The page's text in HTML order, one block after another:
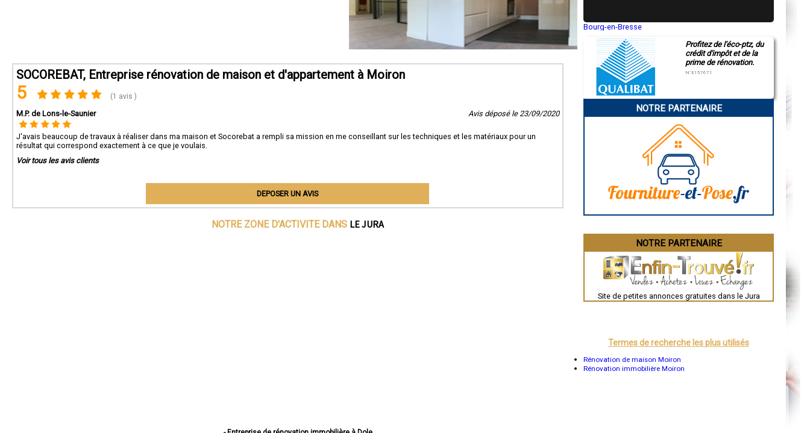
SOCOREBAT, Entreprise rénovation de maison et d'appartement à Moiron
5 (1 avis )
M.P. de Lons-le-Saunier Avis déposé le 23/09/2020
J'avais beaucoup de travaux à réaliser dans ma maison et Socorebat a rempli sa mission en me conseillant sur les techniques et les matériaux pour un
résultat qui correspond exactement à ce que je voulais.
Voir tous les avis clients
DEPOSER UN AVIS
NOTRE ZONE D'ACTIVITE DANS LE JURA
Bourg-en-Bresse
Montluçon
Manosque
Gap
Charleville-Mézières
Pamiers
Narbonne
Brive-la-Gaillarde
Guéret
Besançon
Évreux
Chartres
Nîmes
Auch
Dole
Mont-de-Marsan
Profitez de l'éco-ptz, du
crédit d'impôt et de la
prime de rénovation.
N°E157671
NOTRE PARTENAIRE
NOTRE PARTENAIRE
Site de petites annonces gratuites dans le Jura
Termes de recherche les plus utilisés
Rénovation de maison Moiron
Rénovation immobilière Moiron